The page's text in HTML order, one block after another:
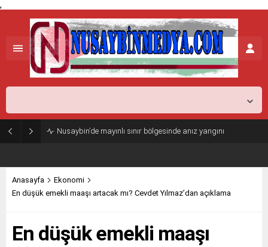
,
Nusaybin’de mayınlı sınır bölgesinde anız yangını
Anasayfa
Ekonomi
En düşük emekli maaşı artacak mı? Cevdet Yılmaz’dan açıklama
En düşük emekli maaşı